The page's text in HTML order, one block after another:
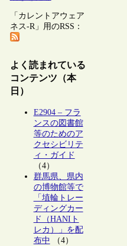
「カレントアウェア
ネス-R」用のRSS：
よく読まれている
コンテンツ（本
日）
E2904 – フラ
ンスの図書館
等のためのア
クセシビリテ
ィ・ガイド
（4）
群馬県、県内
の博物館等で
「埴輪トレー
ディングカー
ド（HANIト
レカ）」を配
布中 （4）